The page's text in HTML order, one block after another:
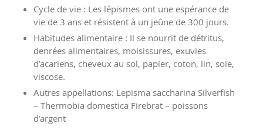
Cycle de vie : Les lépismes ont une espérance de
vie de 3 ans et résistent à un jeûne de 300 jours.
Habitudes alimentaire : Il se nourrit de détritus,
denrées alimentaires, moisissures, exuvies
d’acariens, cheveux au sol, papier, coton, lin, soie,
viscose.
Autres appellations: Lepisma saccharina Silverfish
– Thermobia domestica Firebrat – poissons
d’argent